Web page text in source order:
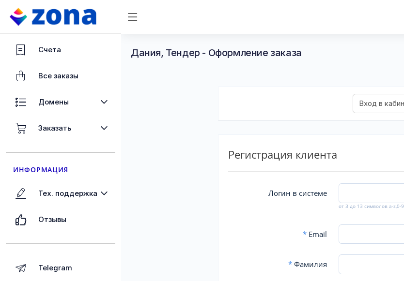
Счета
Все заказы
Домены
Заказать
ИНФОРМАЦИЯ
Тех. поддержка
Отзывы
Telegram
Дания, Тендер - Оформление заказа
Регистрация клиента
Логин в системе
от 3 до 13 символов a-z,0-9
*Email
*Фамилия